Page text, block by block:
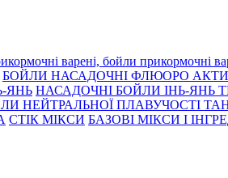
варенi, бойли прикормочні
БОЙЛИ НАСАДОЧНІ ФЛЮОРО
ЯНЬ НАСАДОЧНІ БОЙЛИ ІНЬ-ЯНЬ
НЕЙТРАЛЬНОЇ ПЛАВУЧОСТІ
СТIК МIКСИ БАЗОВІ МІКСИ І